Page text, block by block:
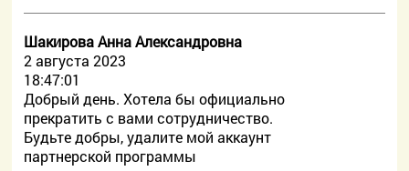
Шакирова Анна Александровна
2 августа 2023
18:47:01
Добрый день. Хотела бы официально
прекратить с вами сотрудничество.
Будьте добры, удалите мой аккаунт
партнерской программы